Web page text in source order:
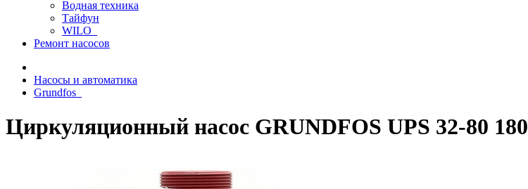
Водная техника
Тайфун
WILO_
Ремонт насосов
Насосы и автоматика
Grundfos_
Циркуляционный насос GRUNDFOS UPS 32-80 180